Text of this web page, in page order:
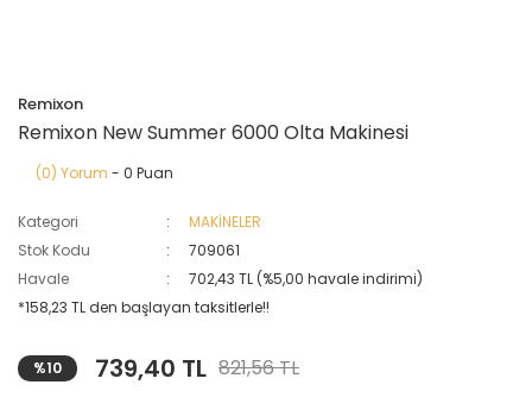
Remixon
Remixon New Summer 6000 Olta Makinesi
(0) Yorum - 0 Puan
Kategori
MAKİNELER
Stok Kodu
709061
Havale
702,43 TL (%5,00 havale indirimi)
*158,23 TL den başlayan taksitlerle!!
%10 739,40 TL 821,56 TL